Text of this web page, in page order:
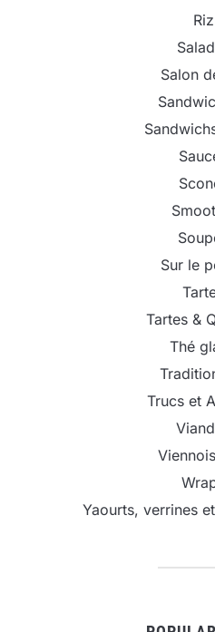
Riz
Salon
Sur le
Tartes &
Thé
Trucs et
Yaourts, verrines